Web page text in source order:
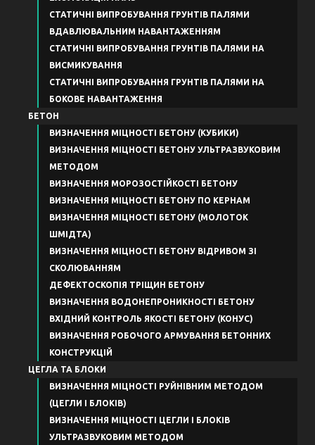
СТАТИЧНІ ВИПРОБУВАННЯ ГРУНТІВ ПАЛЯМИ
ВДАВЛЮВАЛЬНИМ НАВАНТАЖЕННЯМ
СТАТИЧНІ ВИПРОБУВАННЯ ГРУНТІВ ПАЛЯМИ НА
ВИСМИКУВАННЯ
СТАТИЧНІ ВИПРОБУВАННЯ ГРУНТІВ ПАЛЯМИ НА
БОКОВЕ НАВАНТАЖЕННЯ
БЕТОН
ВИЗНАЧЕННЯ МІЦНОСТІ БЕТОНУ (КУБИКИ)
ВИЗНАЧЕННЯ МІЦНОСТІ БЕТОНУ УЛЬТРАЗВУКОВИМ
МЕТОДОМ
ВИЗНАЧЕННЯ МОРОЗОСТІЙКОСТІ БЕТОНУ
ВИЗНАЧЕННЯ МІЦНОСТІ БЕТОНУ ПО КЕРНАМ
ВИЗНАЧЕННЯ МІЦНОСТІ БЕТОНУ (МОЛОТОК
ШМІДТА)
ВИЗНАЧЕННЯ МІЦНОСТІ БЕТОНУ ВІДРИВОМ ЗІ
СКОЛЮВАННЯМ
ДЕФЕКТОСКОПІЯ ТРІЩИН БЕТОНУ
ВИЗНАЧЕННЯ ВОДОНЕПРОНИКНОСТІ БЕТОНУ
ВХІДНИЙ КОНТРОЛЬ ЯКОСТІ БЕТОНУ (КОНУС)
ВИЗНАЧЕННЯ РОБОЧОГО АРМУВАННЯ БЕТОННИХ
КОНСТРУКЦІЙ
ЦЕГЛА ТА БЛОКИ
ВИЗНАЧЕННЯ МІЦНОСТІ РУЙНІВНИМ МЕТОДОМ
(ЦЕГЛИ І БЛОКІВ)
ВИЗНАЧЕННЯ МІЦНОСТІ ЦЕГЛИ І БЛОКІВ
УЛЬТРАЗВУКОВИМ МЕТОДОМ